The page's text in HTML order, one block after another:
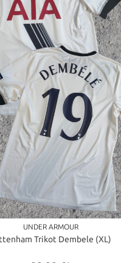
UNDER ARMOUR
Trikot Dembele (XL)